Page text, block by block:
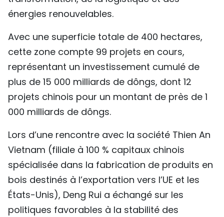
énergies renouvelables.
Avec une superficie totale de 400 hectares,
cette zone compte 99 projets en cours,
représentant un investissement cumulé de
plus de 15 000 milliards de dôngs, dont 12
projets chinois pour un montant de près de 1
000 milliards de dôngs.
Lors d’une rencontre avec la société Thien An
Vietnam (filiale à 100 % capitaux chinois
spécialisée dans la fabrication de produits en
bois destinés à l’exportation vers l’UE et les
États-Unis), Deng Rui a échangé sur les
politiques favorables à la stabilité des